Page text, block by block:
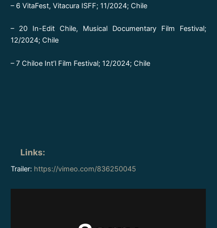
– 6 VitaFest, Vitacura ISFF; 11/2024; Chile
– 20 In-Edit Chile, Musical Documentary Film Festival;
12/2024; Chile
– 7 Chiloe Int’l Film Festival; 12/2024; Chile
Links:
Trailer: https://vimeo.com/836250045